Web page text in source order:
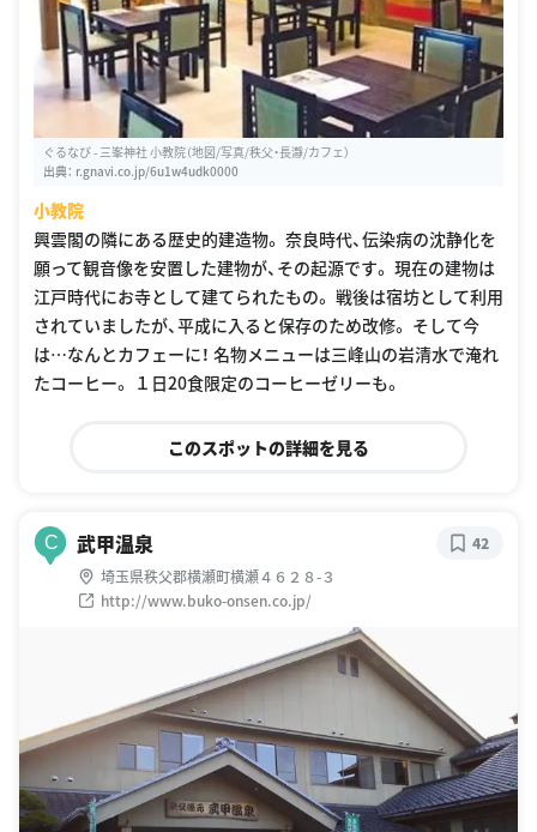
ぐるなび - 三峯神社 小教院（地図/写真/秩父・長瀞/カフェ）
出典： r.gnavi.co.jp/6u1w4udk0000
小教院
興雲閣の隣にある歴史的建造物。 奈良時代、伝染病の沈静化を
願って観音像を安置した建物が、その起源です。 現在の建物は
江戸時代にお寺として建てられたもの。 戦後は宿坊として利用
されていましたが、平成に入ると保存のため改修。 そして今
は…なんとカフェーに！ 名物メニューは三峰山の岩清水で淹れ
たコーヒー。 １日20食限定のコーヒーゼリーも。
このスポットの詳細を見る
C 武甲温泉
埼玉県秩父郡横瀬町横瀬４６２８-３
http://www.buko-onsen.co.jp/
42